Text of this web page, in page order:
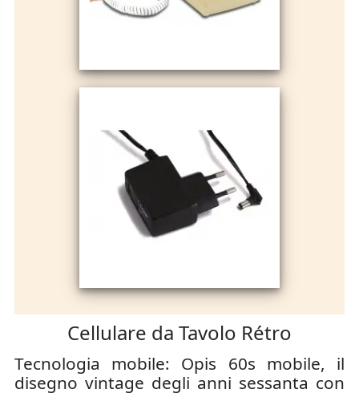
Cellulare da Tavolo Rétro
Tecnologia mobile: Opis 60s mobile, il
disegno vintage degli anni sessanta con